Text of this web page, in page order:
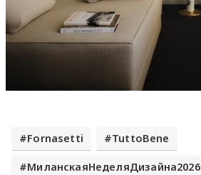
​Fornasetti ​TuttoBene
МиланскаяНеделяДизайна2026